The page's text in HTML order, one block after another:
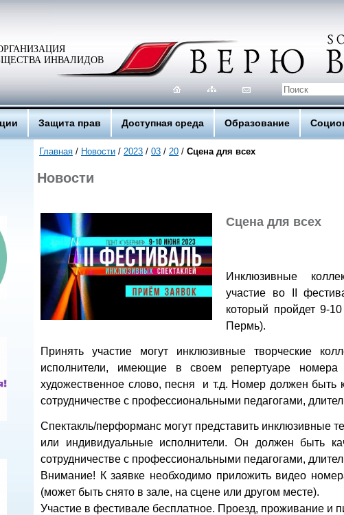
ИНВАЛИДОВ
Защита прав Доступная среда Образование
Главная / Новости / 2023 / 03 / 20 / Сцена для всех
Новости
Сцена для всех
Инклюзивные
участие во II
который пройдет 9-
Пермь).
Принять участие могут инклюзивные творческие
исполнители, имеющие в своем репертуаре
художественное слово, песня и т.д. Номер должен быть
сотрудничестве с профессиональными педагогами,
Спектакль/перформанс могут представить инклюзивные
или индивидуальные исполнители. Он должен быть
сотрудничестве с профессиональными педагогами,
Внимание! К заявке необходимо приложить видео
(может быть снято в зале, на сцене или другом месте).
Участие в фестивале бесплатное. Проезд, проживание и